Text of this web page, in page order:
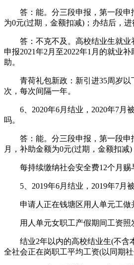
答：能。分三段申报，第一段申报
为0元(过期，金额扣减)；办结后，
答：不克不及。高校结业生就业补
申报2021年2月至2022年1月的就业
助。
青荷礼包新政：新引进35周岁以下
次，每次间隔一年。
6、2020年6月结业，2020年7月被
吗。
答：能。分三段申报，第一段申报
月，补助金额为0元(过期，金额扣减
每持续缴纳社会安全费12个月赐与
5、2019年6月结业，2019年7月被
申请人正在钱塘区用人单元工做并
用人单元女职工产假期间工资照发
结业2年以内的高校结业生(不含本
全社会正在岗职工平均工资(以同期